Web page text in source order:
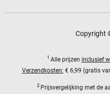
Copyright
1 Alle prijzen inclusief
Verzendkosten: € 6,99 (gratis
2 Prijsvergelijking met de